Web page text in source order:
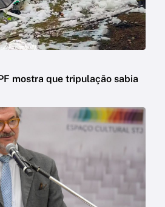
mostra que tripulação sabia